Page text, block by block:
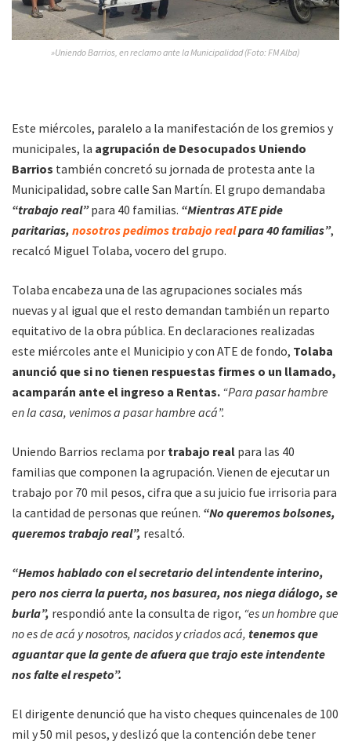
»Uniendo Barrios, en reclamo ante la Municipalidad (Foto: FM Alba)
Este miércoles, paralelo a la manifestación de los gremios y
municipales, la agrupación de Desocupados Uniendo
Barrios también concretó su jornada de protesta ante la
Municipalidad, sobre calle San Martín. El grupo demandaba
“trabajo real”para 40 familias. “Mientras ATE pide
paritarias, nosotros pedimos trabajo realpara 40 familias”,
recalcó Miguel Tolaba, vocero del grupo.
Tolaba encabeza una de las agrupaciones sociales más
nuevas y al igual que el resto demandan también un reparto
equitativo de la obra pública. En declaraciones realizadas
este miércoles ante el Municipio y con ATE de fondo, Tolaba
anunció que si no tienen respuestas firmes o un llamado,
acamparán ante el ingreso a Rentas. “Para pasar hambre
en la casa, venimos a pasar hambre acá”.
Uniendo Barrios reclama por trabajo real para las 40
familias que componen la agrupación. Vienen de ejecutar un
trabajo por 70 mil pesos, cifra que a su juicio fue irrisoria para
la cantidad de personas que reúnen. “No queremos bolsones,
queremos trabajo real”, resaltó.
“Hemos hablado con el secretario del intendente interino,
pero nos cierra la puerta, nos basurea, nos niega diálogo, se
burla”, respondió ante la consulta de rigor, “es un hombre que
no es de acá y nosotros, nacidos y criados acá, tenemos que
aguantar que la gente de afuera que trajo este intendente
nos falte el respeto”.
El dirigente denunció que ha visto cheques quincenales de 100
mil y 50 mil pesos, y deslizó que la contención debe tener